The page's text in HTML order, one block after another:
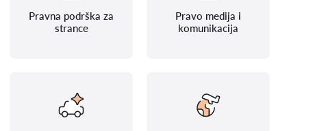
Pravna podrška za
strance
Pravo medija i
komunikacija